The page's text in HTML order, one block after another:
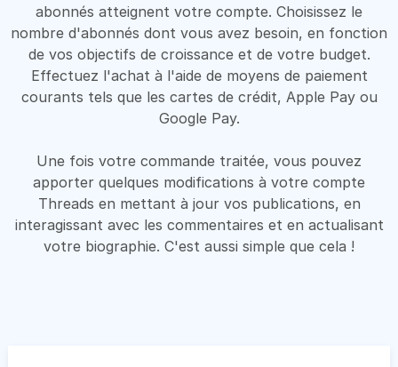
abonnés atteignent votre compte. Choisissez le
nombre d'abonnés dont vous avez besoin, en fonction
de vos objectifs de croissance et de votre budget.
Effectuez l'achat à l'aide de moyens de paiement
courants tels que les cartes de crédit, Apple Pay ou
Google Pay.
Une fois votre commande traitée, vous pouvez
apporter quelques modifications à votre compte
Threads en mettant à jour vos publications, en
interagissant avec les commentaires et en actualisant
votre biographie. C'est aussi simple que cela !